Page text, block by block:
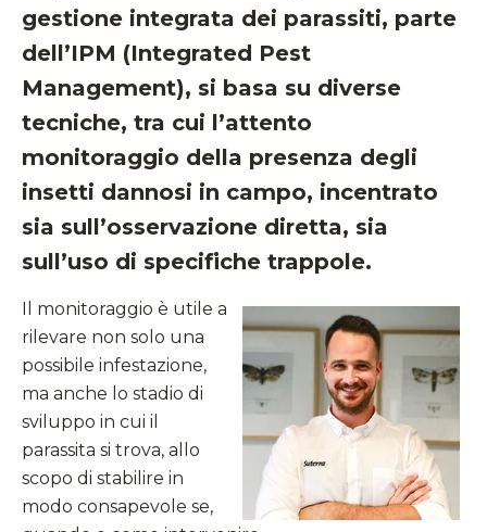
gestione integrata dei parassiti, parte
dell’IPM (Integrated Pest
Management), si basa su diverse
tecniche, tra cui l’attento
monitoraggio della presenza degli
insetti dannosi in campo, incentrato
sia sull’osservazione diretta, sia
sull’uso di specifiche trappole.
Il monitoraggio è utile a
rilevare non solo una
possibile infestazione,
ma anche lo stadio di
sviluppo in cui il
parassita si trova, allo
scopo di stabilire in
modo consapevole se,